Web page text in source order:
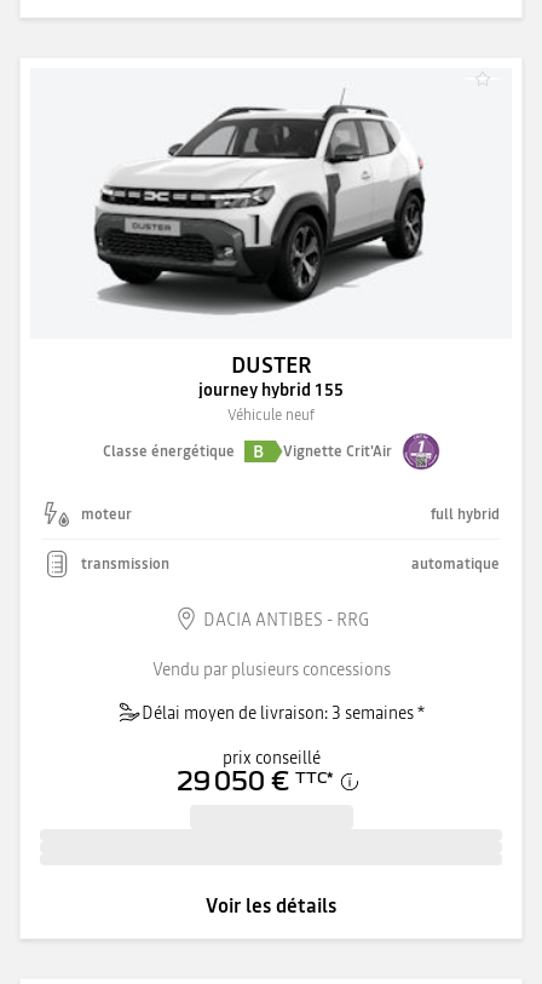
DUSTER
journey hybrid 155
Véhicule neuf
Classe énergétique
B Vignette Crit'Air
moteur full hybrid
transmission automatique
DACIA ANTIBES - RRG
Vendu par plusieurs concessions
Délai moyen de livraison: 3 semaines *
prix conseillé
29 050 € TTC*
Voir les détails